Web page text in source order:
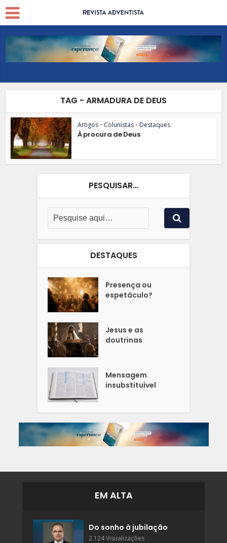
TAG - ARMADURA DE DEUS
Artigos • Colunistas • Destaques
À procura de Deus
PESQUISAR…
DESTAQUES
Presença ou
espetáculo?
Jesus e as
doutrinas
Mensagem
insubstituível
EM ALTA
Do sonho à jubilação
2.124 Visualizações